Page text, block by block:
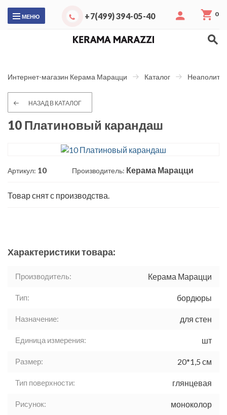
МЕНЮ +7(499) 394-05-40 0
Интернет-магазин Керама Марацци Каталог
НАЗАД В КАТАЛОГ
10 Платиновый карандаш
Артикул: 10 Производитель: Керама Марацци
Товар снят с производства.
Характеристики товара:
Производитель: Керама Марацци
Тип: бордюры
Назначение: для стен
Единица измерения: шт
Размер: 20*1,5 см
Тип поверхности: глянцевая
Рисунок: моноколор